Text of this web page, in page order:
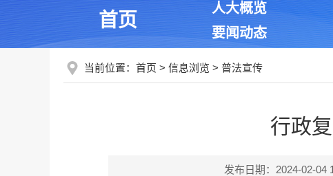
首页
人大概览
要闻动态
当前位置： 首页 > 信息浏览 > 普法宣传
行政
发布日期：2024-02-04